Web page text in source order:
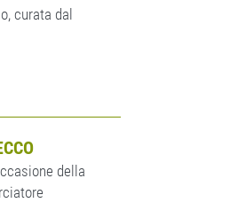
curata dal
della